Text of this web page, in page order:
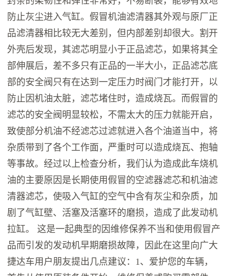
防止灰尘进入气缸。假冒机油滤清器其外观与原厂正
品滤清器相比较无大差别，但内部差别却很大。割开
外壳后发现，其滤芯明显小于正品滤芯，如果将其全
部伸展后，差不多只有正品的一半大小，正品滤芯底
部的安全阀只有在达到一定压力时阀门才能打开，以
防止因机油太脏，滤芯堵住时，造成烧瓦。而假冒的
滤芯的安全阀明显较松，不需太大的压力就能开启，
致使部分机油不经滤芯过滤就进入各个油道当中，将
杂质带到了各个工作面，严重时可以造成烧瓦、抱轴
等事故。经过以上检查分析，我们认为造成此车烧机
油的主要原因是长期使用假冒的空滤器滤芯和机油滤
清器滤芯，使吸入气缸的空气中含有灰尘和杂质，加
剧了气缸壁、活塞及活塞环的磨损，造成了此发动机
拉缸。 这是一起典型的因维修保养不当和使用假冒产
品而引发的发动机早期磨损故障，因此在这里向广大
捷达车用户朋友提出几点建议：1、爱护您的车辆，